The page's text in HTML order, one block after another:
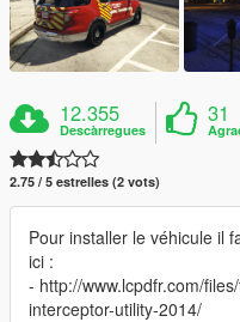
12.355
Descàrregues
31
2.75 / 5 estrelles (2 vots)
Pour installer le véhicule il
ici :
- http://www.lcpdfr.com/
interceptor-utility-2014/